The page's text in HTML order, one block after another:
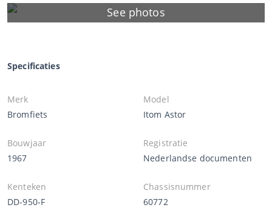
See photos
Specificaties
Merk
Bromfiets
Model
Itom Astor
Bouwjaar
1967
Registratie
Nederlandse documenten
Kenteken
DD-950-F
Chassisnummer
60772